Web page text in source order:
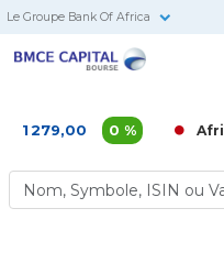
Le Groupe Bank Of Africa
0 % Afric Indus.